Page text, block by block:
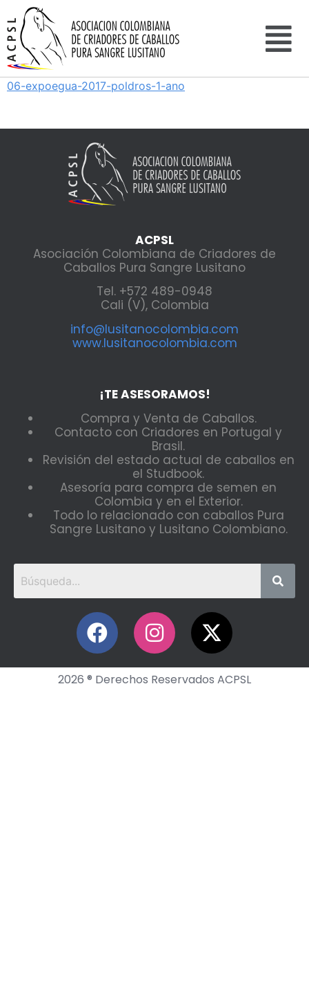
06-expoegua-2017-poldros-1-ano
ACPSL
Asociación Colombiana de Criadores de
Caballos Pura Sangre Lusitano
Tel. +572 489-0948
Cali (V), Colombia
info@lusitanocolombia.com
www.lusitanocolombia.com
¡TE ASESORAMOS!
Compra y Venta de Caballos.
Contacto con Criadores en Portugal y
Brasil.
Revisión del estado actual de caballos en
el Studbook.
Asesoría para compra de semen en
Colombia y en el Exterior.
Todo lo relacionado con caballos Pura
Sangre Lusitano y Lusitano Colombiano.
2026 ® Derechos Reservados ACPSL